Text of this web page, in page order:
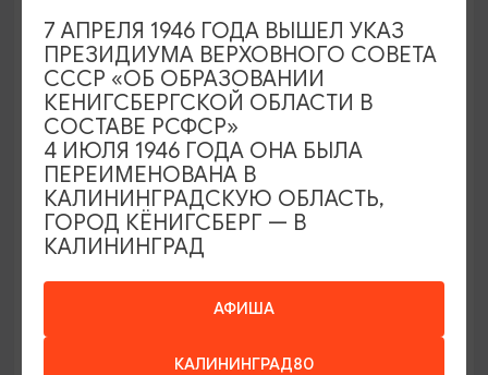
МАСТЕР-КЛАССЫ
Мастер-классы по керамике Елены
Бодяковой
Калининград, ул. Баранова, 45
АФИША
КАЛИНИНГРАД80
7 АПРЕЛЯ 1946 ГОДА ВЫШЕЛ УКАЗ
ПРЕЗИДИУМА ВЕРХОВНОГО СОВЕТА
СССР «ОБ ОБРАЗОВАНИИ
КЕНИГСБЕРГСКОЙ ОБЛАСТИ В
СОСТАВЕ РСФСР»
4 ИЮЛЯ 1946 ГОДА ОНА БЫЛА
ПЕРЕИМЕНОВАНА В
КАЛИНИНГРАДСКУЮ ОБЛАСТЬ,
ГОРОД КЁНИГСБЕРГ — В
КАЛИНИНГРАД